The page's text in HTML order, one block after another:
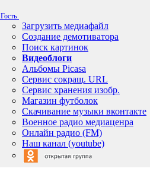
Гость
Загрузить медиафайл
Создание демотиватора
Поиск картинок
Видеоблоги
Альбомы Picasa
Сервис сокращ. URL
Сервис хранения изобр.
Магазин футболок
Скачивание музыки вконтакте
Военное радио медиаценра
Онлайн радио (FM)
Наш канал (youtube)